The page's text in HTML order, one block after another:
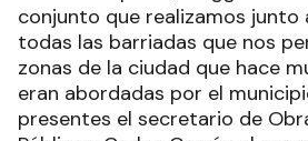
conjunto que realizamos junto
todas las barriadas que nos
zonas de la ciudad que hace
eran abordadas por el
presentes el secretario de